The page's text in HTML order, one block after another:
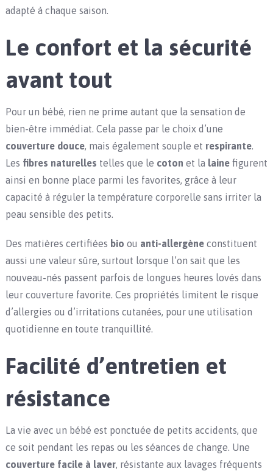
adapté à chaque saison.
Le confort et la sécurité
avant tout
Pour un bébé, rien ne prime autant que la sensation de
bien-être immédiat. Cela passe par le choix d’une
couverture douce, mais également souple et respirante.
Les fibres naturelles telles que le coton et la lainefigurent
ainsi en bonne place parmi les favorites, grâce à leur
capacité à réguler la température corporelle sans irriter la
peau sensible des petits.
Des matières certifiées bio ou anti-allergèneconstituent
aussi une valeur sûre, surtout lorsque l’on sait que les
nouveau-nés passent parfois de longues heures lovés dans
leur couverture favorite. Ces propriétés limitent le risque
d’allergies ou d’irritations cutanées, pour une utilisation
quotidienne en toute tranquillité.
Facilité d’entretien et
résistance
La vie avec un bébé est ponctuée de petits accidents, que
ce soit pendant les repas ou les séances de change. Une
couverture facile à laver, résistante aux lavages fréquents